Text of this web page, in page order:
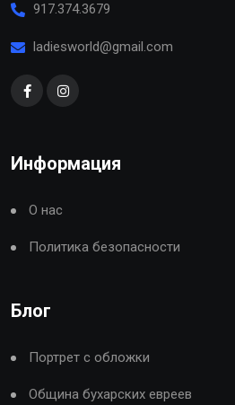
917.374.3679
ladiesworld@gmail.com
Информация
О нас
Политика безопасности
Блог
Портрет с обложки
Община бухарских евреев